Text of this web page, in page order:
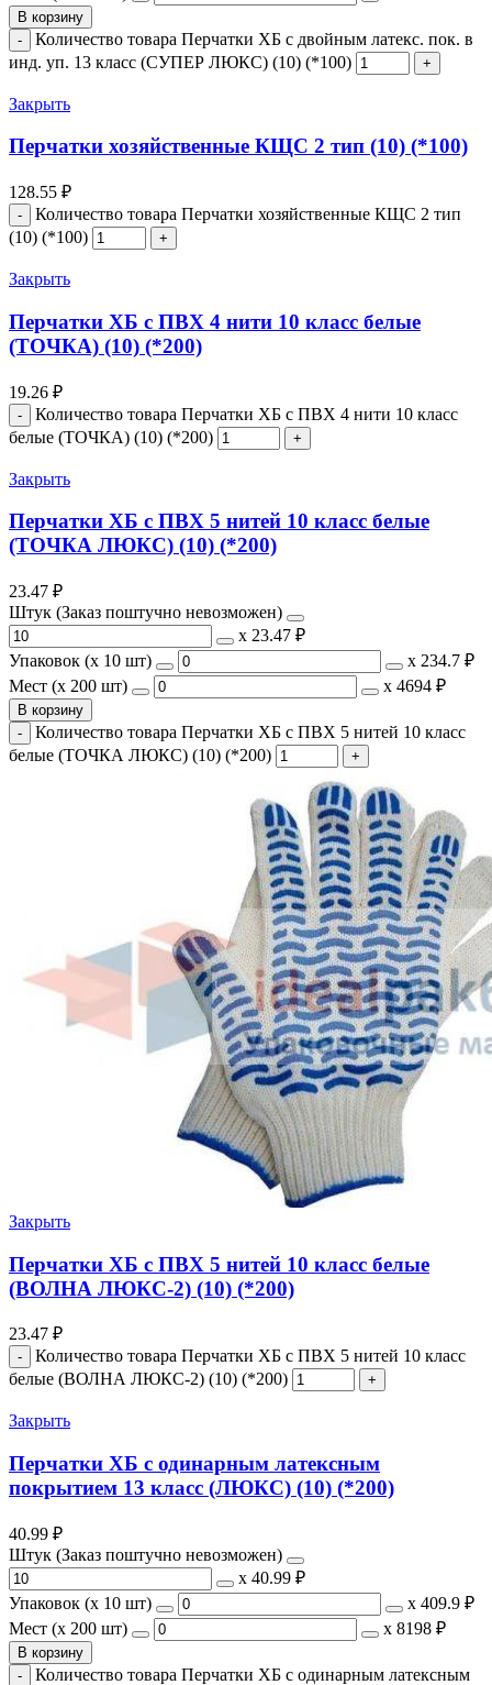
В корзину
Количество товара Перчатки ХБ с двойным латекс. пок. в
инд. уп. 13 класс (СУПЕР ЛЮКС) (10) (*100)
Закрыть
Перчатки хозяйственные КЩС 2 тип (10) (*100)
128.55 ₽
Количество товара Перчатки хозяйственные КЩС 2 тип
(10) (*100)
Закрыть
Перчатки ХБ с ПВХ 4 нити 10 класс белые
(ТОЧКА) (10) (*200)
19.26 ₽
Количество товара Перчатки ХБ с ПВХ 4 нити 10 класс
белые (ТОЧКА) (10) (*200)
Закрыть
Перчатки ХБ с ПВХ 5 нитей 10 класс белые
(ТОЧКА ЛЮКС) (10) (*200)
23.47 ₽
Штук (Заказ поштучно невозможен)
х 23.47 ₽
Упаковок (x 10 шт)
х 234.7 ₽
Мест (x 200 шт)
х 4694 ₽
В корзину
Количество товара Перчатки ХБ с ПВХ 5 нитей 10 класс
белые (ТОЧКА ЛЮКС) (10) (*200)
Закрыть
Перчатки ХБ с ПВХ 5 нитей 10 класс белые
(ВОЛНА ЛЮКС-2) (10) (*200)
23.47 ₽
Количество товара Перчатки ХБ с ПВХ 5 нитей 10 класс
белые (ВОЛНА ЛЮКС-2) (10) (*200)
Закрыть
Перчатки ХБ с одинарным латексным
покрытием 13 класс (ЛЮКС) (10) (*200)
40.99 ₽
Штук (Заказ поштучно невозможен)
х 40.99 ₽
Упаковок (x 10 шт)
х 409.9 ₽
Мест (x 200 шт)
х 8198 ₽
В корзину
Количество товара Перчатки ХБ с одинарным латексным